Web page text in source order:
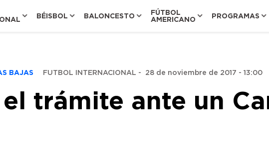
BÉISBOL BALONCESTO
FÚTBOL
AMERICANO
PROGRAMAS
BAJAS FUTBOL INTERNACIONAL - 28 de noviembre de 2017 - 13:00
trámite ante un